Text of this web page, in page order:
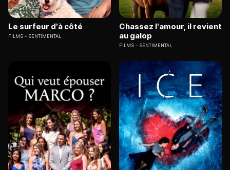
Le surfeur d'à côté
FILMS SENTIMENTAL
Chassez l'amour, il revient
au galop
FILMS SENTIMENTAL